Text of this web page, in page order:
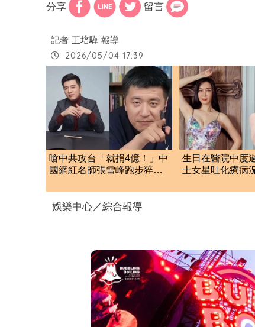
分享 留言
記者 王培驊 報導
2026/05/04 17:39
嗆中共攻台「就捐4億！」中
國網紅名師張雪峰跑步猝
生日在醫院中度
土女星吐化療病
娛樂中心／綜合報導